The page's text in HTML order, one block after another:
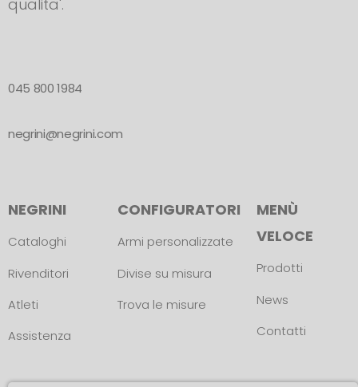
qualita'.
045 800 1984
negrini@negrini.com
NEGRINI
Cataloghi
Rivenditori
Atleti
Assistenza
CONFIGURATORI
Armi personalizzate
Divise su misura
Trova le misure
MENÙ
VELOCE
Prodotti
News
Contatti